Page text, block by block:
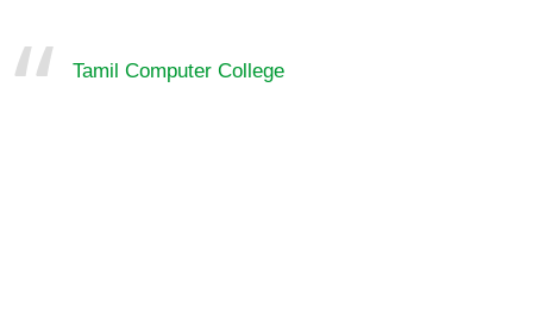
Tamil Computer College